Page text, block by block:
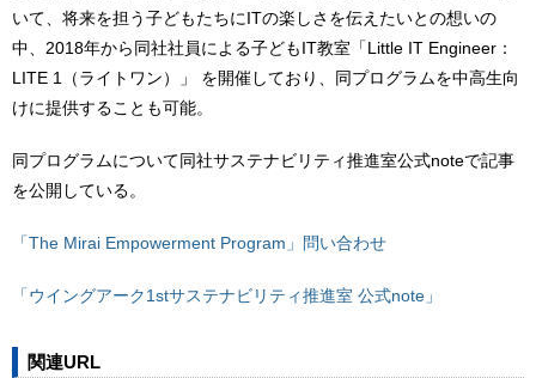
いて、将来を担う子どもたちにITの楽しさを伝えたいとの想いの
中、2018年から同社社員による子どもIT教室「Little IT Engineer：
LITE 1（ライトワン）」 を開催しており、同プログラムを中高生向
けに提供することも可能。
同プログラムについて同社サステナビリティ推進室公式noteで記事
を公開している。
「The Mirai Empowerment Program」問い合わせ
「ウイングアーク1stサステナビリティ推進室 公式note」
関連URL